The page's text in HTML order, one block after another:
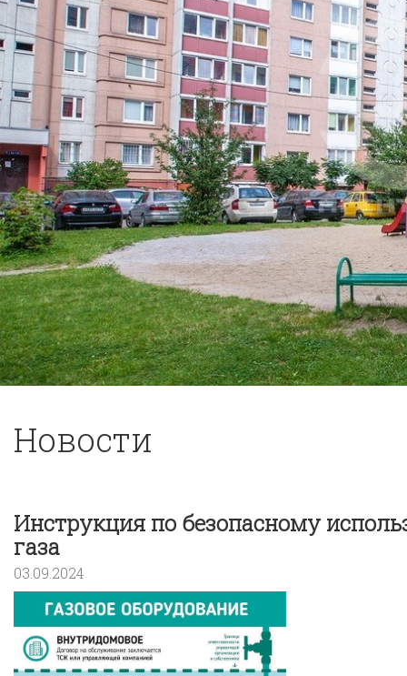
Новости
Инструкция по безопасному
газа
03.09.2024